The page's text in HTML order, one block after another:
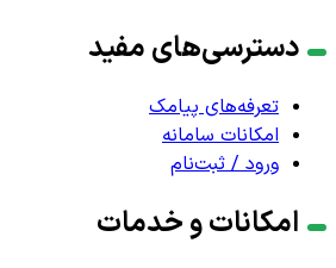
دسترسی‌های مفید
تعرفه‌های پیامک
امکانات سامانه
ورود / ثبت‌نام
امکانات و خدمات